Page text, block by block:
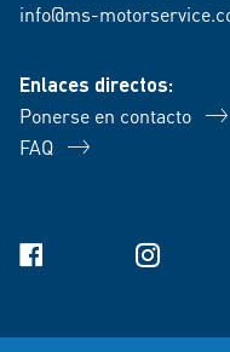
info@ms-
Enlaces directos:
Ponerse en contacto
FAQ
Facebook Instagram